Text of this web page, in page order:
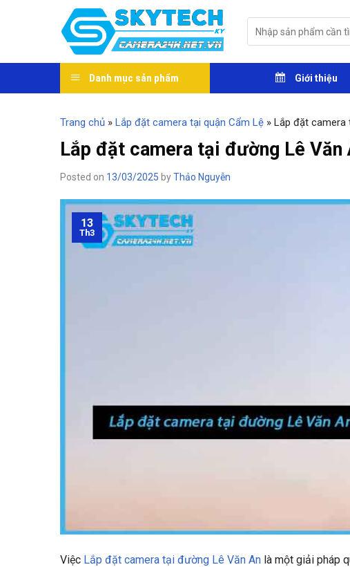
kiếm:
Danh mục sản phẩm Giới thiệu
Trang chủ » Lắp đặt camera tại quận Cẩm Lệ » Lắp đặt camera
Lắp đặt camera tại đường Lê Văn
Posted on 13/03/2025 byThảo Nguyễn
13
Th3
Việc Lắp đặt camera tại đường Lê Văn An là một giải pháp